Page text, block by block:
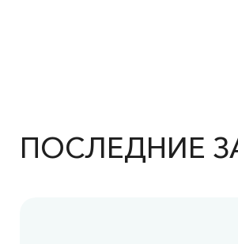
ПОСЛЕДНИЕ